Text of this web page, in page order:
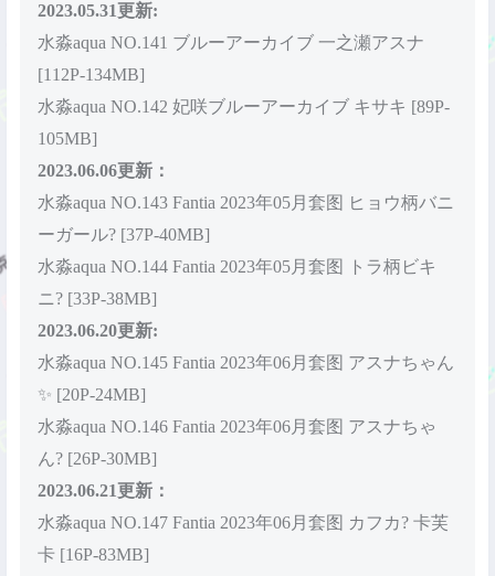
2023.05.31更新:
水淼aqua NO.141 ブルーアーカイブ 一之瀬アスナ
[112P-134MB]
水淼aqua NO.142 妃咲ブルーアーカイブ キサキ [89P-
105MB]
2023.06.06更新：
水淼aqua NO.143 Fantia 2023年05月套图 ヒョウ柄バニ
ーガール? [37P-40MB]
水淼aqua NO.144 Fantia 2023年05月套图 トラ柄ビキ
ニ? [33P-38MB]
2023.06.20更新:
水淼aqua NO.145 Fantia 2023年06月套图 アスナちゃん
✨ [20P-24MB]
水淼aqua NO.146 Fantia 2023年06月套图 アスナちゃ
ん? [26P-30MB]
2023.06.21更新：
水淼aqua NO.147 Fantia 2023年06月套图 カフカ?️ 卡芙
卡 [16P-83MB]